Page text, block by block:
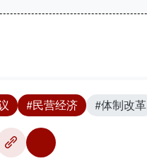
#民营经济 #体制改革